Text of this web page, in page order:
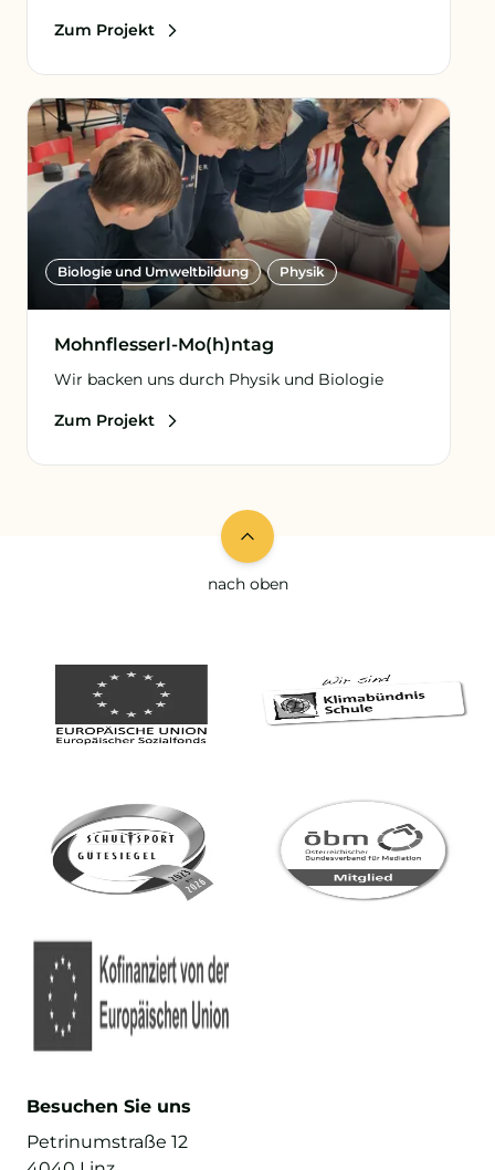
Zum Projekt
Biologie und Umweltbildung Physik
Mohnflesserl-Mo(h)ntag
Wir backen uns durch Physik und Biologie
Zum Projekt
nach oben
Besuchen Sie uns
Petrinumstraße 12